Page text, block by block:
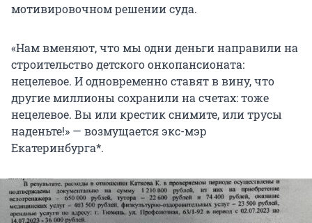
мотивировочном решении суда.
«Нам вменяют, что мы одни деньги направили на
строительство детского онкопансионата:
нецелевое. И одновременно ставят в вину, что
другие миллионы сохранили на счетах: тоже
нецелевое. Вы или крестик снимите, или трусы
наденьте!» — возмущается экс-мэр
Екатеринбурга*.